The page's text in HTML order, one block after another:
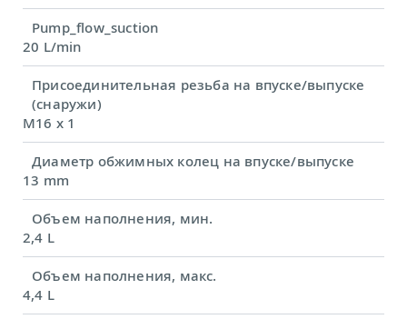
Pump_flow_suction
20 L/min
Присоединительная резьба на впуске/выпуске
(снаружи)
M16 x 1
Диаметр обжимных колец на впуске/выпуске
13 mm
Объем наполнения, мин.
2,4 L
Объем наполнения, макс.
4,4 L